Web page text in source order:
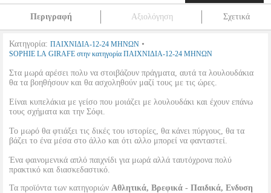
Περιγραφή Αξιολόγηση Σχετικά
Κατηγορία: ΠΑΙΧΝΙΔΙΑ-12-24 ΜΗΝΩΝ •
SOPHIE LA GIRAFE στην κατηγορία ΠΑΙΧΝΙΔΙΑ-12-24 ΜΗΝΩΝ
Στα μωρά αρέσει πολυ να στοιβάζουν πράγματα, αυτά τα λουλουδάκια
θα τα βοηθήσουν και θα ασχοληθούν μαζί τους με τις ώρες.
Είναι κυπελάκια με γείσο που μοιάζει με λουλουδάκι και έχουν επάνω
τους σχήματα και την Σόφι.
Το μωρό θα φτιάξει τις δικές του ιστορίες, θα κάνει πύργους, θα τα
βάζει το ένα μέσα στο άλλο και ότι αλλο μπορεί να φανταστεί.
Ένα φαινομενικά απλό παιχνίδι για μωρά αλλά ταυτόχρονα πολύ
πρακτικό και διασκεδαστικό.
Τα προϊόντα των κατηγοριών Αθλητικά, Βρεφικά - Παιδικά, Ενδυση